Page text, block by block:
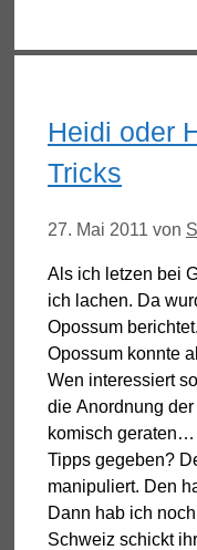
Heidi oder
Tricks
27. Mai 2011 von
Als ich letzen bei
ich lachen. Da
Opossum
Opossum konnte
Wen interessiert
die Anordnung
komisch
Tipps gegeben?
manipuliert. Den
Dann hab ich
Schweiz schickt